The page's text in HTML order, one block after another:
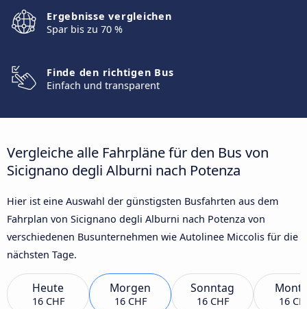
Ergebnisse vergleichen
Spar bis zu 70 %
Finde den richtigen Bus
Einfach und transparent
Vergleiche alle Fahrpläne für den Bus von
Sicignano degli Alburni nach Potenza
Hier ist eine Auswahl der günstigsten Busfahrten aus dem
Fahrplan von Sicignano degli Alburni nach Potenza von
verschiedenen Busunternehmen wie Autolinee Miccolis für die
nächsten Tage.
Heute
16 CHF
Morgen
16 CHF
Sonntag
16 CHF 16